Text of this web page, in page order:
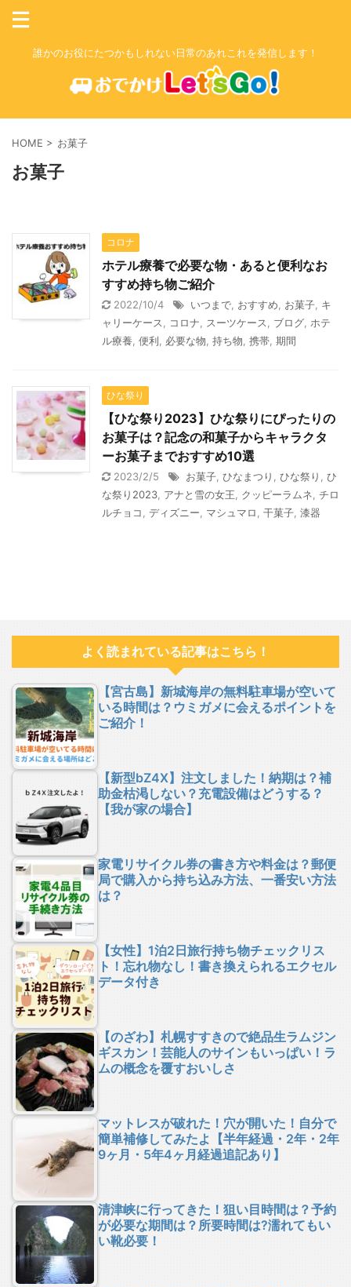
誰かのお役にたつかもしれない日常のあれこれを発信します！
HOME > お菓子
お菓子
コロナ
ホテル療養で必要な物・あると便利なお
すすめ持ち物ご紹介
2022/10/4 いつまで おすすめ お菓子 キ
ャリーケース
コロナ スーツケース ブログ ホテ
ル療養 便利 必要な物 持ち物 携帯 期間
ひな祭り
【ひな祭り2023】ひな祭りにぴったりの
お菓子は？記念の和菓子からキャラクタ
ーお菓子までおすすめ10選
2023/2/5 お菓子 ひなまつり ひな祭り
ひ
な祭り2023 アナと雪の女王 クッピーラムネ チロ
ルチョコ
ディズニー マシュマロ 干菓子 漆器
よく読まれている記事はこちら！
【宮古島】新城海岸の無料駐車場が空いて
いる時間は？ウミガメに会えるポイントを
ご紹介！
【新型bZ4X】注文しました！納期は？補
助金枯渇しない？充電設備はどうする？
【我が家の場合】
家電リサイクル券の書き方や料金は？郵便
局で購入から持ち込み方法、一番安い方法
は？
【女性】1泊2日旅行持ち物チェックリス
ト！忘れ物なし！書き換えられるエクセル
データ付き
【のざわ】札幌すすきので絶品生ラムジン
ギスカン！芸能人のサインもいっぱい！ラ
ムの概念を覆すおいしさ
マットレスが破れた！穴が開いた！自分で
簡単補修してみたよ【半年経過・2年・2年
9ヶ月・5年4ヶ月経過追記あり】
清津峡に行ってきた！狙い目時間は？予約
が必要な期間は？所要時間は?濡れてもい
い靴必要！